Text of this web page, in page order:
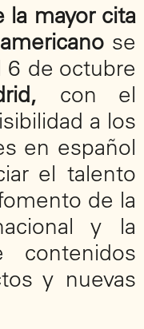
la mayor cita
se
6 de octubre
con el
a los
en español
el talento
de la
y la
contenidos
y nuevas